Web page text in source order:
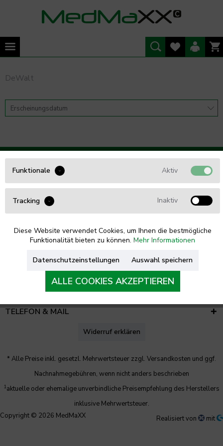
DeWalt
WIR BERATEN SIE GERNE
Tel. 0461 - 5749 85 54
UNTERNEHMEN
TELEFON & MAIL
Widerruf erklären
* Alle Preise inkl. gesetzl. Mehrwertsteuer zzgl. Versandkosten und ggf.
Nachnahmegebühren, wenn nicht anders beschrieben
1aktuelle oder ehemalige unverbindliche Preisempfehlung des Herstellers
inklusive Mehrwertsteuer.
Copyright © 2026 MedMaXX
Realisiert von mit
Funktionale Aktiv
Tracking Inaktiv
Diese Website verwendet Cookies, um Ihnen die bestmögliche
Funktionalität bieten zu können. Mehr Informationen
Datenschutzeinstellungen Auswahl speichern
ALLE COOKIES AKZEPTIEREN